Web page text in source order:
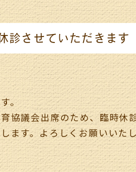
診させていただきます
。
協議会出席のため、臨時休
ます。よろしくお願いいた